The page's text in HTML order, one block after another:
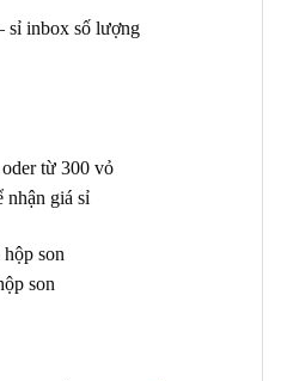
sỉ inbox số lượng
từ 300 vỏ
nhận giá sỉ
son